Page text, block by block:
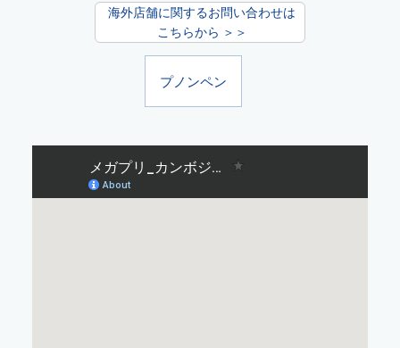
海外店舗に関するお問い合わせは
こちらから ＞＞
プノンペン